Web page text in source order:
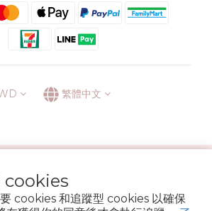
cookies
cookies 和追蹤型 cookies 以確保
繁體中文
退換貨政策 條款與細則
© 2022 6street. All rights reserved.